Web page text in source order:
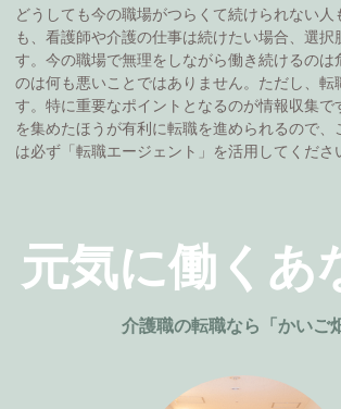
どうしても今の職場がつらくて続けられない
も、看護師や介護の仕事は続けたい場合、選
す。今の職場で無理をしながら働き続けるのは
のは何も悪いことではありません。ただし、転
す。特に重要なポイントとなるのが情報収集で
を集めたほうが有利に転職を進められるので、
は必ず「転職エージェント」を活用してくださ
元気に働くあ
介護職の転職なら「かいご